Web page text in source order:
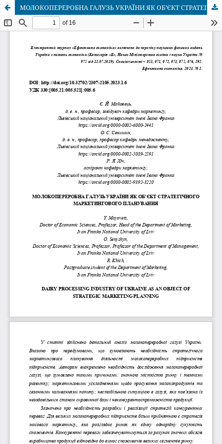
МОЛОКОПЕРЕРОБНА ГАЛУЗЬ УКРАЇНИ ЯК ОБ’ЄКТ СТРАТЕГІЧНОГО МАРКЕТИНГОВОГО ПЛАНУВАННЯ